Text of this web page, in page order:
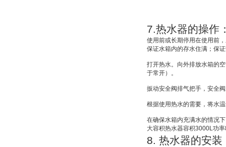
7.热水器的操作
使用前或长期停用在使用前
保证水箱内的存水住满；保
打开热水。向外排放水箱的
于常开）。
扳动安全阀排气把手，安全
根据使用热水的需要，将水
在确保水箱内充满水的情况
大容积热水器容积3000L功率
8. 热水器的安装